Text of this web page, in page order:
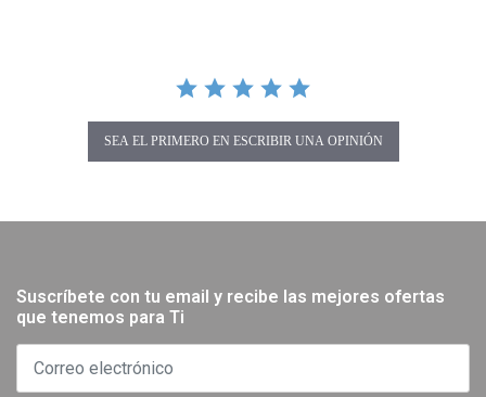
SEA EL PRIMERO EN ESCRIBIR UNA OPINIÓN
Suscríbete con tu email y recibe las mejores ofertas
que tenemos para Ti